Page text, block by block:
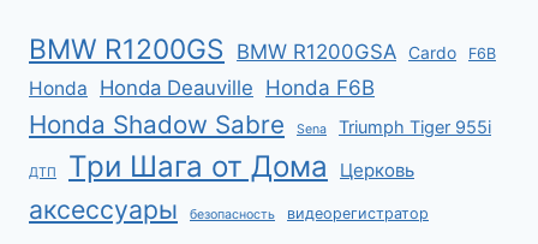
BMW R1200GS BMW R1200GSA Cardo F6B
Honda Honda Deauville Honda F6B
Honda Shadow Sabre Sena Triumph Tiger 955i
ДТП Три Шага от Дома Церковь
аксессуары безопасность видеорегистратор